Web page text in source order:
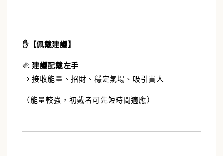
✋【佩戴建議】
🫲 建議配戴左手
→ 接收能量、招財、穩定氣場、吸引貴人
（能量較強，初戴者可先短時間適應）